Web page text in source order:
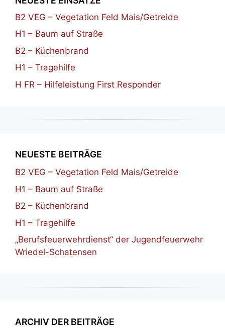
B2 VEG – Vegetation Feld Mais/Getreide
H1 – Baum auf Straße
B2 – Küchenbrand
H1 – Tragehilfe
H FR – Hilfeleistung First Responder
NEUESTE BEITRÄGE
B2 VEG – Vegetation Feld Mais/Getreide
H1 – Baum auf Straße
B2 – Küchenbrand
H1 – Tragehilfe
„Berufsfeuerwehrdienst“ der Jugendfeuerwehr
Wriedel-Schatensen
ARCHIV DER BEITRÄGE